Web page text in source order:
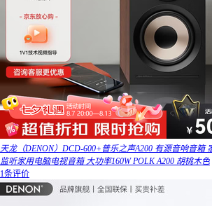
天龙（DENON）DCD-600+普乐之声A200 有源音响音箱
监听家用电脑电视音箱 大功率160W POLK A200 胡桃木色
1条评价